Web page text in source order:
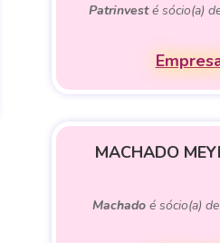
Patrinvesté sócio(a)
MACHADO
Machadoé sócio(a) de